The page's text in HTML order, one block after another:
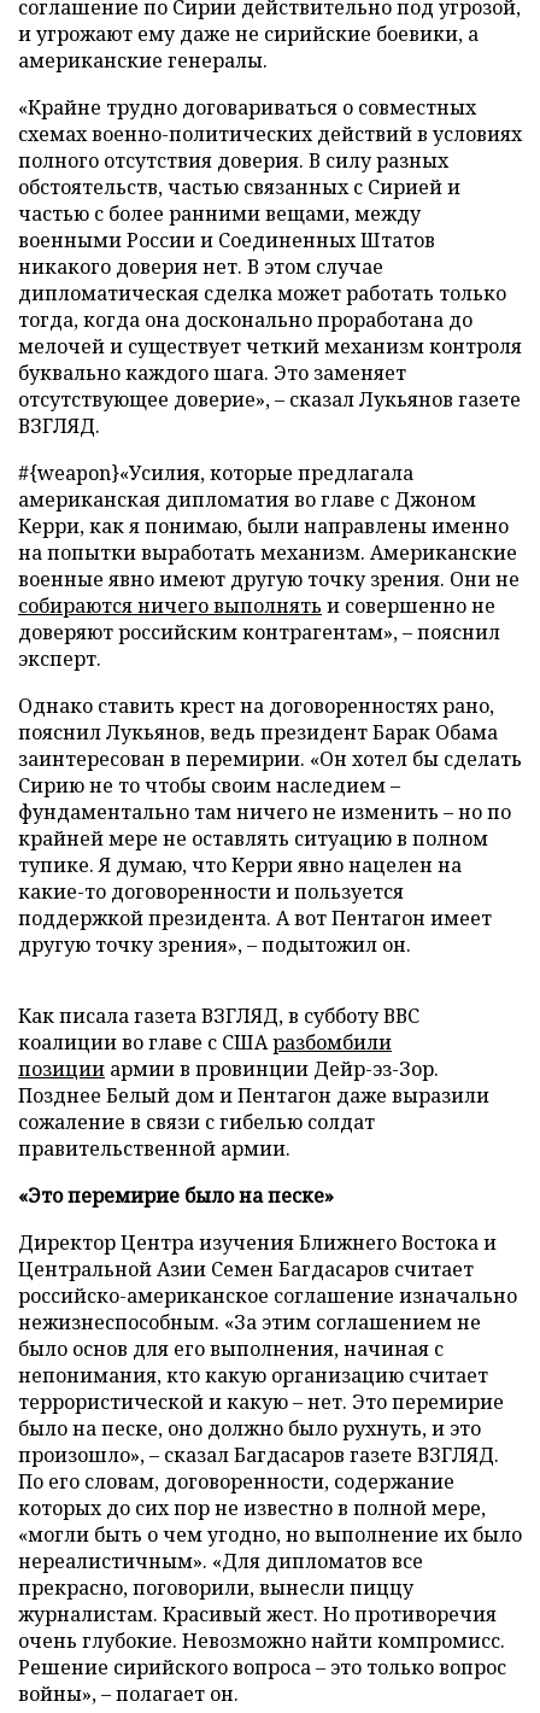
соглашение по Сирии действительно под угрозой,
и угрожают ему даже не сирийские боевики, а
американские генералы.
«Крайне трудно договариваться о совместных
схемах военно-политических действий в условиях
полного отсутствия доверия. В силу разных
обстоятельств, частью связанных с Сирией и
частью с более ранними вещами, между
военными России и Соединенных Штатов
никакого доверия нет. В этом случае
дипломатическая сделка может работать только
тогда, когда она досконально проработана до
мелочей и существует четкий механизм контроля
буквально каждого шага. Это заменяет
отсутствующее доверие», – сказал Лукьянов газете
ВЗГЛЯД.
#{weapon}«Усилия, которые предлагала
американская дипломатия во главе с Джоном
Керри, как я понимаю, были направлены именно
на попытки выработать механизм. Американские
военные явно имеют другую точку зрения. Они не
собираются ничего выполнять и совершенно не
доверяют российским контрагентам», – пояснил
эксперт.
Однако ставить крест на договоренностях рано,
пояснил Лукьянов, ведь президент Барак Обама
заинтересован в перемирии. «Он хотел бы сделать
Сирию не то чтобы своим наследием –
фундаментально там ничего не изменить – но по
крайней мере не оставлять ситуацию в полном
тупике. Я думаю, что Керри явно нацелен на
какие-то договоренности и пользуется
поддержкой президента. А вот Пентагон имеет
другую точку зрения», – подытожил он.
Как писала газета ВЗГЛЯД, в субботу ВВС
коалиции во главе с СШАразбомбили
позиции армии в провинции Дейр-эз-Зор.
Позднее Белый дом и Пентагон даже выразили
сожаление в связи с гибелью солдат
правительственной армии.
«Это перемирие было на песке»
Директор Центра изучения Ближнего Востока и
Центральной Азии Семен Багдасаров считает
российско-американское соглашение изначально
нежизнеспособным. «За этим соглашением не
было основ для его выполнения, начиная с
непонимания, кто какую организацию считает
террористической и какую – нет. Это перемирие
было на песке, оно должно было рухнуть, и это
произошло», – сказал Багдасаров газете ВЗГЛЯД.
По его словам, договоренности, содержание
которых до сих пор не известно в полной мере,
«могли быть о чем угодно, но выполнение их было
нереалистичным». «Для дипломатов все
прекрасно, поговорили, вынесли пиццу
журналистам. Красивый жест. Но противоречия
очень глубокие. Невозможно найти компромисс.
Решение сирийского вопроса – это только вопрос
войны», – полагает он.